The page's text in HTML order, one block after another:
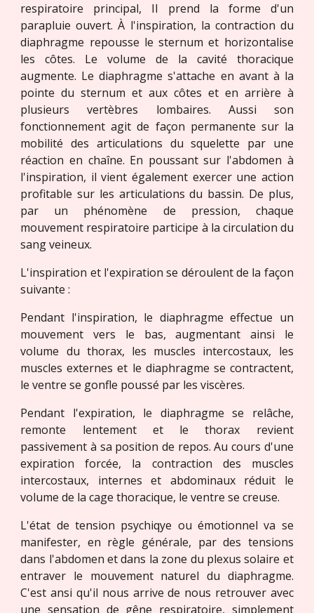
respiratoire principal, Il prend la forme d'un
parapluie ouvert. À l'inspiration, la contraction du
diaphragme repousse le sternum et horizontalise
les côtes. Le volume de la cavité thoracique
augmente. Le diaphragme s'attache en avant à la
pointe du sternum et aux côtes et en arrière à
plusieurs vertèbres lombaires. Aussi son
fonctionnement agit de façon permanente sur la
mobilité des articulations du squelette par une
réaction en chaîne. En poussant sur l'abdomen à
l'inspiration, il vient également exercer une action
profitable sur les articulations du bassin. De plus,
par un phénomène de pression, chaque
mouvement respiratoire participe à la circulation du
sang veineux.
L'inspiration et l'expiration se déroulent de la façon
suivante :
Pendant l'inspiration, le diaphragme effectue un
mouvement vers le bas, augmentant ainsi le
volume du thorax, les muscles intercostaux, les
muscles externes et le diaphragme se contractent,
le ventre se gonfle poussé par les viscères.
Pendant l'expiration, le diaphragme se relâche,
remonte lentement et le thorax revient
passivement à sa position de repos. Au cours d'une
expiration forcée, la contraction des muscles
intercostaux, internes et abdominaux réduit le
volume de la cage thoracique, le ventre se creuse.
L'état de tension psychiqye ou émotionnel va se
manifester, en règle générale, par des tensions
dans l'abdomen et dans la zone du plexus solaire et
entraver le mouvement naturel du diaphragme.
C'est ansi qu'il nous arrive de nous retrouver avec
une sensation de gêne respiratoire, simplement